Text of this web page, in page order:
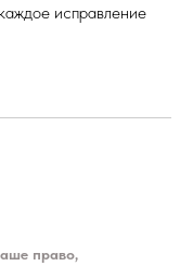
исправление
право,